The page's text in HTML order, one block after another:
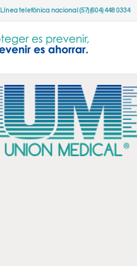
Línea telefónica nacional (57) (604) 448 0334